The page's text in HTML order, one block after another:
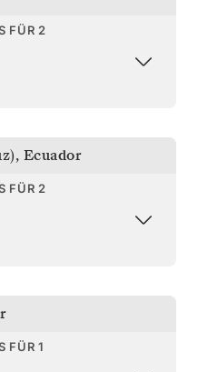
FÜR 2
, Ecuador
FÜR 2
FÜR 1